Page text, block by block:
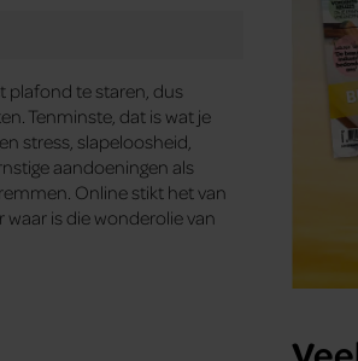
plafond te staren, dus
Tenminste, dat is wat je
stress, slapeloosheid,
aandoeningen als
Online stikt het van
is die wonderolie van